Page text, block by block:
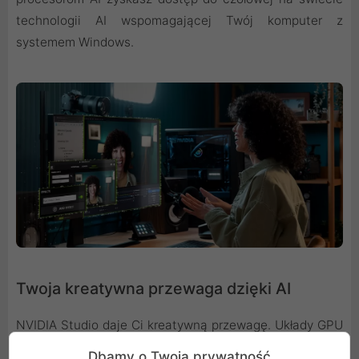
technologii AI wspomagającej Twój komputer z
systemem Windows.
Twoja kreatywna przewaga dzięki AI
NVIDIA Studio daje Ci kreatywną przewagę. Układy GPU
GeForce RTX z serii 50 zapewniają przełomową